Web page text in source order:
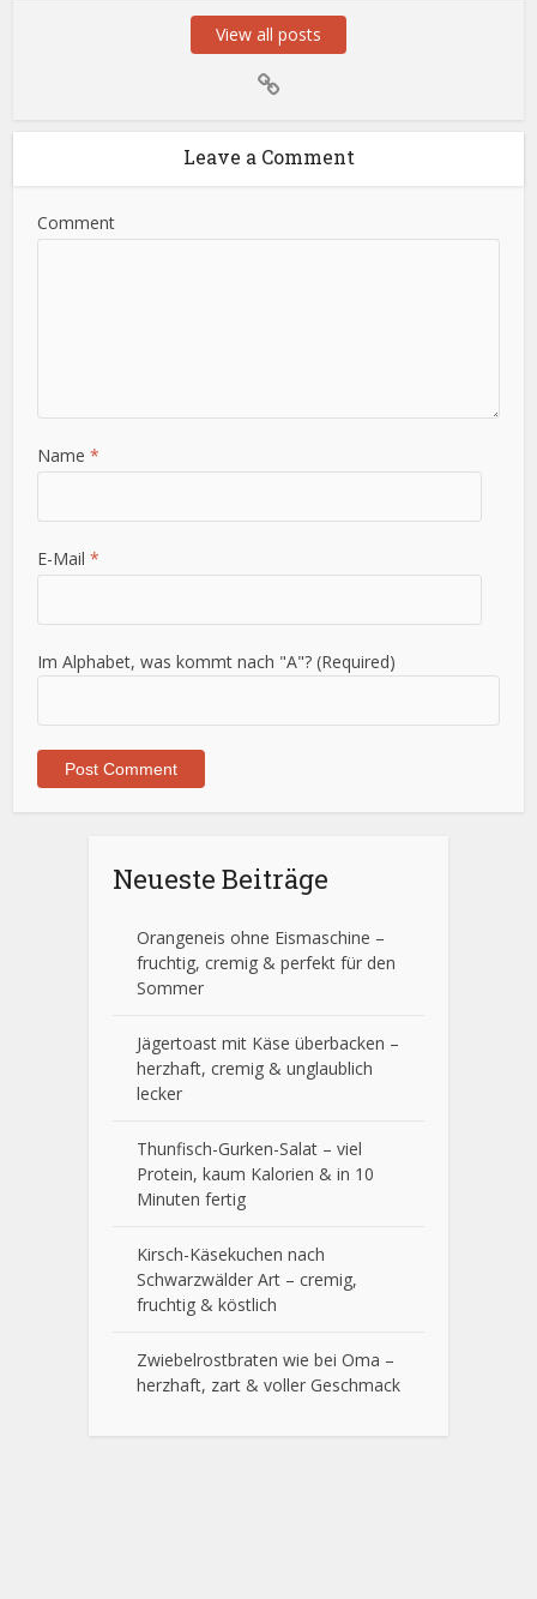
View all posts
Leave a Comment
Comment
Name*
E-Mail*
Im Alphabet, was kommt nach "A"? (Required)
Neueste Beiträge
Orangeneis ohne Eismaschine –
fruchtig, cremig & perfekt für den
Sommer
Jägertoast mit Käse überbacken –
herzhaft, cremig & unglaublich
lecker
Thunfisch-Gurken-Salat – viel
Protein, kaum Kalorien & in 10
Minuten fertig
Kirsch-Käsekuchen nach
Schwarzwälder Art – cremig,
fruchtig & köstlich
Zwiebelrostbraten wie bei Oma –
herzhaft, zart & voller Geschmack